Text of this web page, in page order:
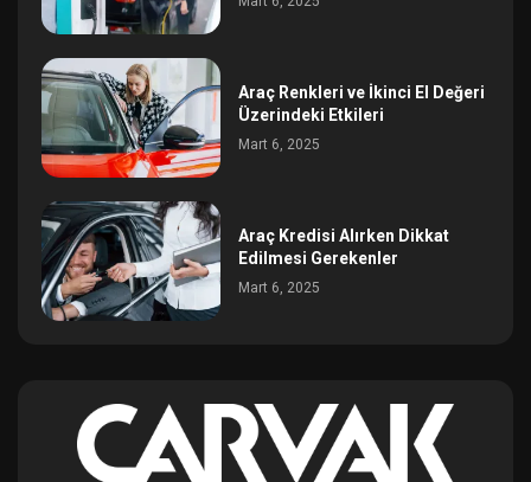
Araç Renkleri ve İkinci El Değeri
Üzerindeki Etkileri
Mart 6, 2025
Araç Kredisi Alırken Dikkat
Edilmesi Gerekenler
Mart 6, 2025